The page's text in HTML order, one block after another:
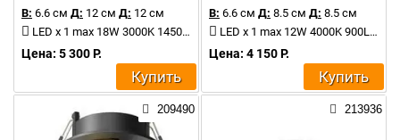
В: 6.6 см Д: 12 см Д: 12 см
LED x 1 max 18W 3000K 1450Lm
Цена: 5 300 Р.
Купить
В: 6.6 см Д: 8.5 см Д: 8.5 см
LED x 1 max 12W 4000K 900Lm
Цена: 4 150 Р.
Купить
209490 213936